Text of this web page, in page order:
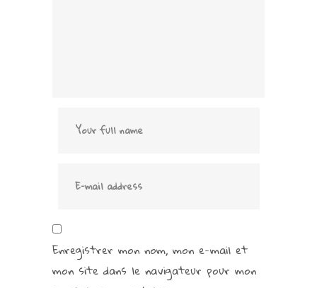
Enregistrer mon nom, mon e-mail et
mon site dans le navigateur pour mon